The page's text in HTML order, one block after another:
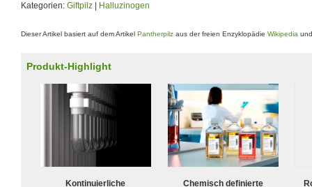
Kategorien: Giftpilz Halluzinogen
Dieser Artikel basiert auf dem Artikel Pantherpilz aus der freien Enzyklopädie Wikipedia
Produkt-Highlight
Kontinuierliche
Chemisch definierte